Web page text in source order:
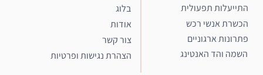
התייעלות תפעולית
הכשרת אנשי רכש
פתרונות ארגוניים
השמה והד האנטינג
בלוג
אודות
צור קשר
הצהרת נגישות ופרטיות